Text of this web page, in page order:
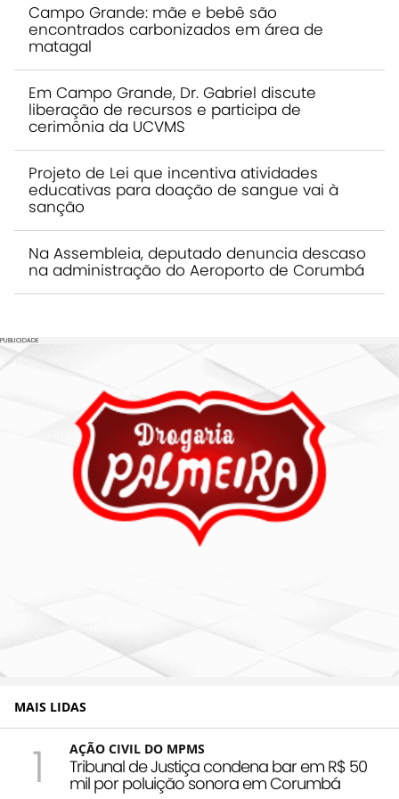
Campo Grande: mãe e bebê são
encontrados carbonizados em área de
matagal
Em Campo Grande, Dr. Gabriel discute
liberação de recursos e participa de
cerimônia da UCVMS
Projeto de Lei que incentiva atividades
educativas para doação de sangue vai à
sanção
Na Assembleia, deputado denuncia descaso
na administração do Aeroporto de Corumbá
PUBLICIDADE
MAIS LIDAS
1 AÇÃO CIVIL DO MPMS
Tribunal de Justiça condena bar em R$ 50
mil por poluição sonora em Corumbá